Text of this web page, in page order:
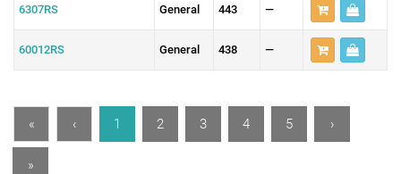
6307RS General 443 —
60012RS General 438 —
« ‹ 1 2 3 4 5 ›
»